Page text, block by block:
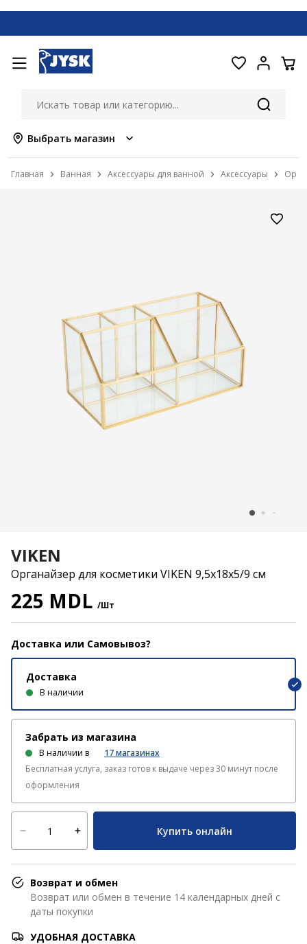
Выбрать магазин
Главная Ванная Аксессуары для ванной Аксессуары
VIKEN
Органайзер для косметики VIKEN 9,5x18x5/9 см
225 MDL /Шт
Доставка или Самовывоз?
Доставка
В наличии
Забрать из магазина
В наличии в 17магазинах
Бесплатная услуга, заказ готов к выдаче через 30 минут после
оформления
Купить онлайн
Возврат и обмен
Возврат или обмен в течение 14 календарных дней с
даты покупки
УДОБНАЯ ДОСТАВКА